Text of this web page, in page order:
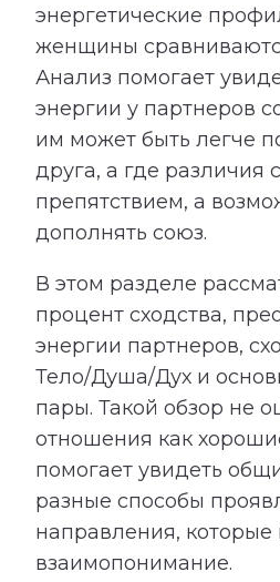
энергетические
женщины
Анализ помогает
энергии у партнеров
им может быть легче
друга, а где различия
препятствием, а
дополнять союз.
В этом разделе
процент сходства,
энергии партнеров,
Тело/Душа/Дух и
пары. Такой обзор не
отношения как
помогает увидеть
разные способы
направления, которые
взаимопонимание.